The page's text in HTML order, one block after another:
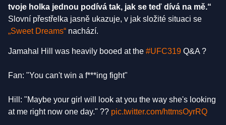
tvoje holka jednou podívá tak, jak se teď dívá na mě.“
Slovní přestřelka jasně ukazuje, v jak složité situaci se
„Sweet Dreams“ nachází.
Jamahal Hill was heavily booed at the #UFC319 Q&A ?
Fan: "You can't win a f***ing fight"
Hill: "Maybe your girl will look at you the way she's looking
at me right now one day." ?? pic.twitter.com/httmsOyrRQ